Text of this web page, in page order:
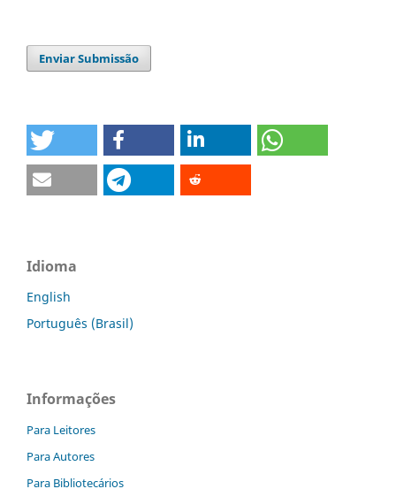
Enviar Submissão
Idioma
English
Português (Brasil)
Informações
Para Leitores
Para Autores
Para Bibliotecários